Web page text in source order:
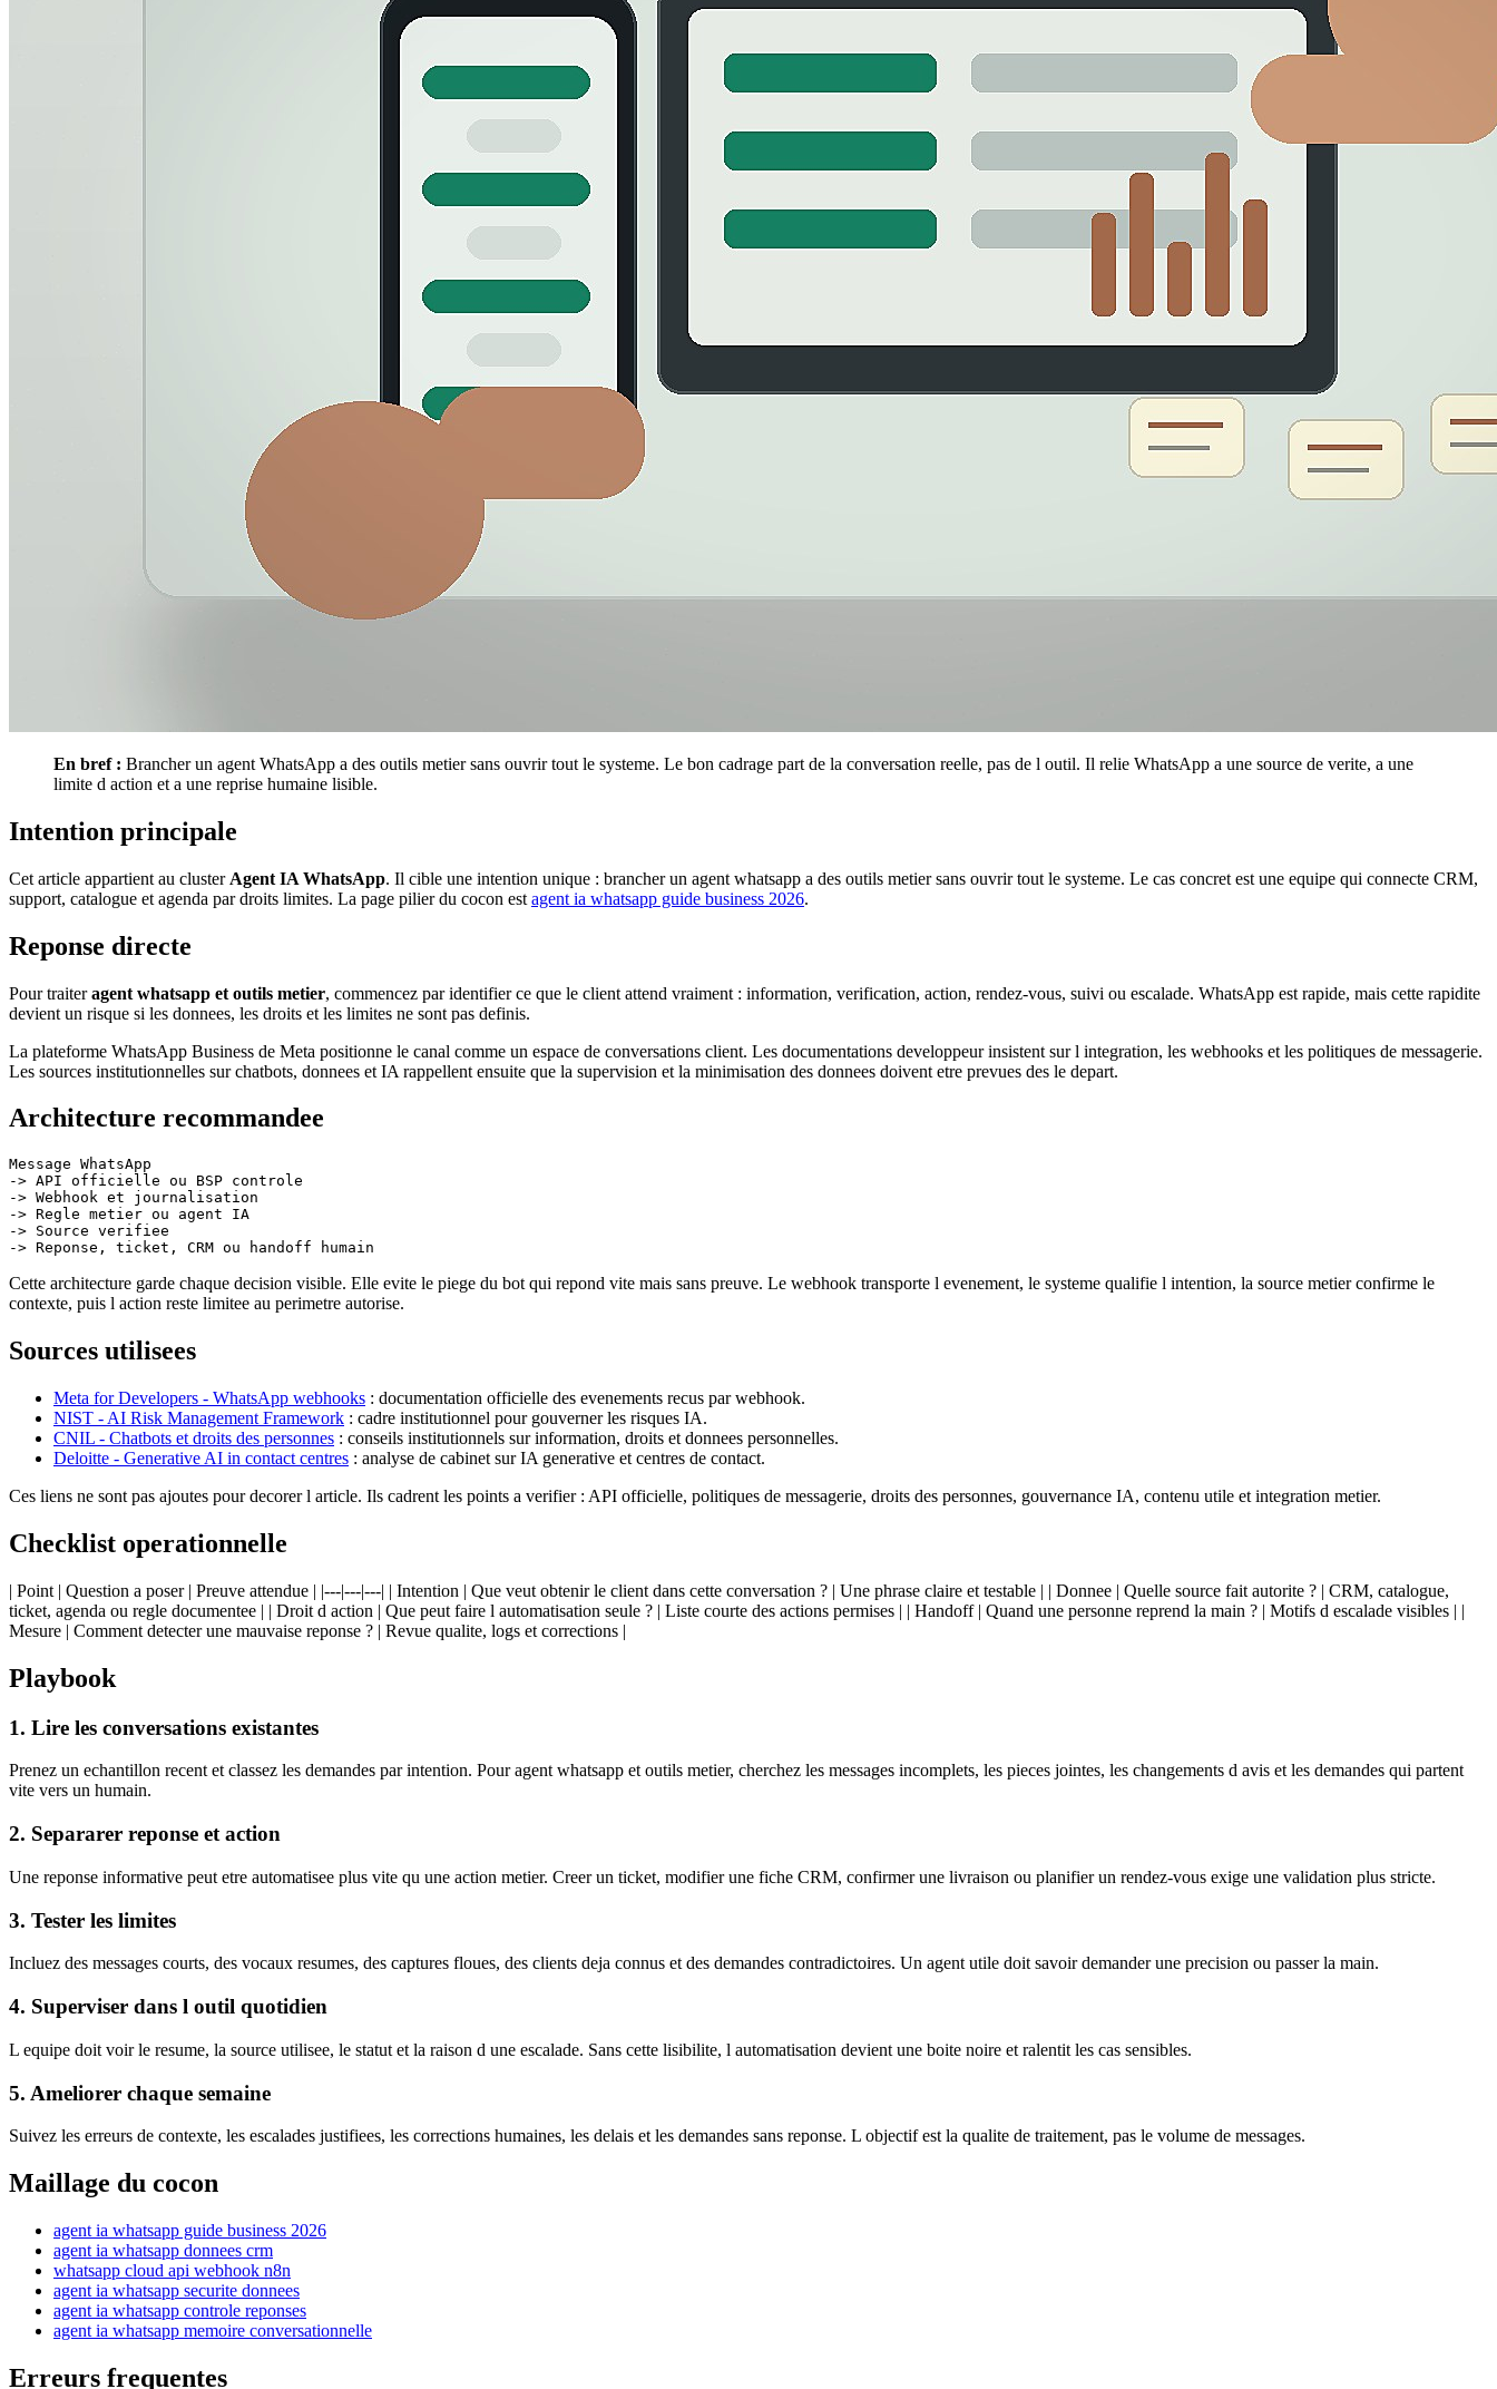
En bref : Brancher un agent WhatsApp a des outils metier sans ouvrir tout le systeme. Le bon cadrage part de la conversation reelle, pas de l outil. Il relie WhatsApp a une source de verite, a une
limite d action et a une reprise humaine lisible.
Intention principale
Cet article appartient au cluster Agent IA WhatsApp. Il cible une intention unique : brancher un agent whatsapp a des outils metier sans ouvrir tout le systeme. Le cas concret est une equipe qui connecte CRM,
support, catalogue et agenda par droits limites. La page pilier du cocon est agent ia whatsapp guide business 2026.
Reponse directe
Pour traiteragent whatsapp et outils metier, commencez par identifier ce que le client attend vraiment : information, verification, action, rendez-vous, suivi ou escalade. WhatsApp est rapide, mais cette rapidite
devient un risque si les donnees, les droits et les limites ne sont pas definis.
La plateforme WhatsApp Business de Meta positionne le canal comme un espace de conversations client. Les documentations developpeur insistent sur l integration, les webhooks et les politiques de messagerie.
Les sources institutionnelles sur chatbots, donnees et IA rappellent ensuite que la supervision et la minimisation des donnees doivent etre prevues des le depart.
Architecture recommandee
Message WhatsApp
-> API officielle ou BSP controle
-> Webhook et journalisation
-> Regle metier ou agent IA
-> Source verifiee
Cette architecture garde chaque decision visible. Elle evite le piege du bot qui repond vite mais sans preuve. Le webhook transporte l evenement, le systeme qualifie l intention, la source metier confirme le
contexte, puis l action reste limitee au perimetre autorise.
Sources utilisees
Meta for Developers - WhatsApp webhooks : documentation officielle des evenements recus par webhook.
NIST - AI Risk Management Framework : cadre institutionnel pour gouverner les risques IA.
CNIL - Chatbots et droits des personnes : conseils institutionnels sur information, droits et donnees personnelles.
Deloitte - Generative AI in contact centres : analyse de cabinet sur IA generative et centres de contact.
Ces liens ne sont pas ajoutes pour decorer l article. Ils cadrent les points a verifier : API officielle, politiques de messagerie, droits des personnes, gouvernance IA, contenu utile et integration metier.
Checklist operationnelle
| Point | Question a poser | Preuve attendue | |---|---|---| | Intention | Que veut obtenir le client dans cette conversation ? | Une phrase claire et testable | | Donnee | Quelle source fait autorite ? | CRM, catalogue,
ticket, agenda ou regle documentee | | Droit d action | Que peut faire l automatisation seule ? | Liste courte des actions permises | | Handoff | Quand une personne reprend la main ? | Motifs d escalade visibles | |
Mesure | Comment detecter une mauvaise reponse ? | Revue qualite, logs et corrections |
Playbook
1. Lire les conversations existantes
Prenez un echantillon recent et classez les demandes par intention. Pour agent whatsapp et outils metier, cherchez les messages incomplets, les pieces jointes, les changements d avis et les demandes qui partent
vite vers un humain.
2. Separarer reponse et action
Une reponse informative peut etre automatisee plus vite qu une action metier. Creer un ticket, modifier une fiche CRM, confirmer une livraison ou planifier un rendez-vous exige une validation plus stricte.
3. Tester les limites
Incluez des messages courts, des vocaux resumes, des captures floues, des clients deja connus et des demandes contradictoires. Un agent utile doit savoir demander une precision ou passer la main.
4. Superviser dans l outil quotidien
L equipe doit voir le resume, la source utilisee, le statut et la raison d une escalade. Sans cette lisibilite, l automatisation devient une boite noire et ralentit les cas sensibles.
5. Ameliorer chaque semaine
Suivez les erreurs de contexte, les escalades justifiees, les corrections humaines, les delais et les demandes sans reponse. L objectif est la qualite de traitement, pas le volume de messages.
Maillage du cocon
agent ia whatsapp guide business 2026
agent ia whatsapp donnees crm
whatsapp cloud api webhook n8n
agent ia whatsapp securite donnees
agent ia whatsapp controle reponses
agent ia whatsapp memoire conversationnelle
Erreurs frequentes